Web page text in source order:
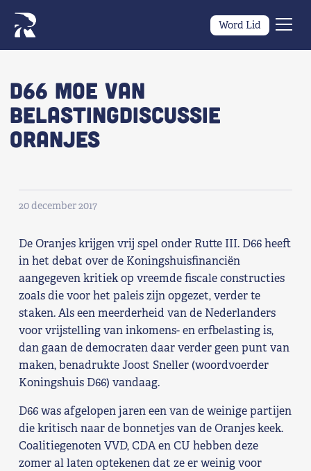
Word Lid
Zoeken
naar:Wat we willen
Wat we doen
Nieuws
Agenda
Shop
Contact
Voor leden
Word Lid
D66 moe van
belastingdiscussie
Oranjes
20 december 2017
De Oranjes krijgen vrij spel onder Rutte III. D66 heeft
in het debat over de Koningshuisfinanciën
aangegeven kritiek op vreemde fiscale constructies
zoals die voor het paleis zijn opgezet, verder te
staken. Als een meerderheid van de Nederlanders
voor vrijstelling van inkomens- en erfbelasting is,
dan gaan de democraten daar verder geen punt van
maken, benadrukte Joost Sneller (woordvoerder
Koningshuis D66) vandaag.
D66 was afgelopen jaren een van de weinige partijen
die kritisch naar de bonnetjes van de Oranjes keek.
Coalitiegenoten VVD, CDA en CU hebben deze
zomer al laten optekenen dat ze er weinig voor